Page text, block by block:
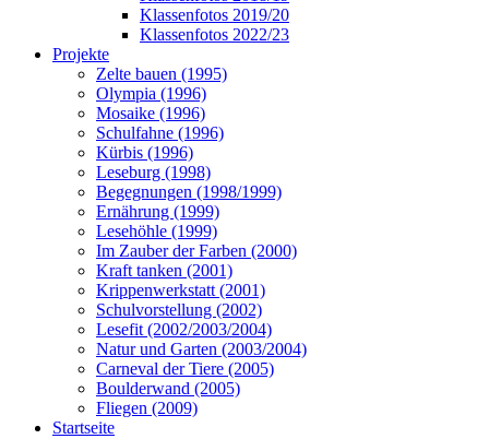
Klassenfotos 2019/20
Klassenfotos 2022/23
Projekte
Zelte bauen (1995)
Olympia (1996)
Mosaike (1996)
Schulfahne (1996)
Kürbis (1996)
Leseburg (1998)
Begegnungen (1998/1999)
Ernährung (1999)
Lesehöhle (1999)
Im Zauber der Farben (2000)
Kraft tanken (2001)
Krippenwerkstatt (2001)
Schulvorstellung (2002)
Lesefit (2002/2003/2004)
Natur und Garten (2003/2004)
Carneval der Tiere (2005)
Boulderwand (2005)
Fliegen (2009)
Startseite